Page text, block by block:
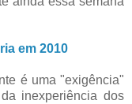
em 2010
é uma "exigência"
inexperiência dos